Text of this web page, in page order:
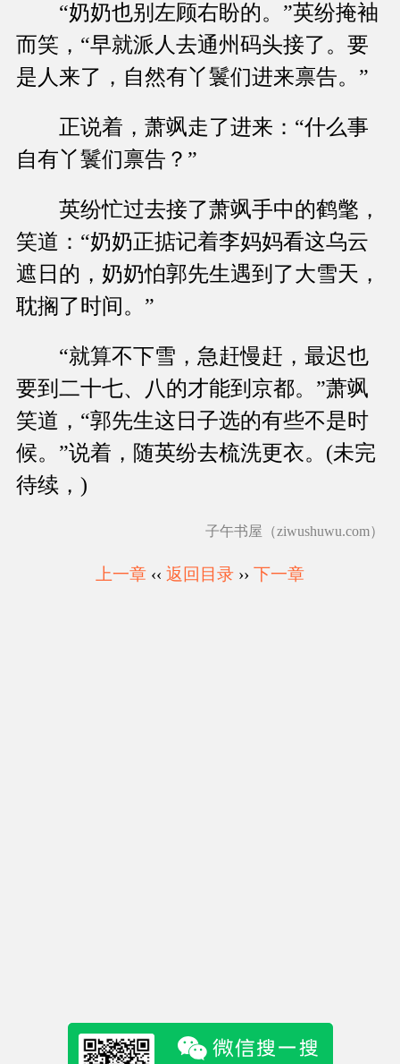
“奶奶也别左顾右盼的。”英纷掩袖
而笑，“早就派人去通州码头接了。要
是人来了，自然有丫鬟们进来禀告。”
正说着，萧飒走了进来：“什么事
自有丫鬟们禀告？”
英纷忙过去接了萧飒手中的鹤氅，
笑道：“奶奶正掂记着李妈妈看这乌云
遮日的，奶奶怕郭先生遇到了大雪天，
耽搁了时间。”
“就算不下雪，急赶慢赶，最迟也
要到二十七、八的才能到京都。”萧飒
笑道，“郭先生这日子选的有些不是时
候。”说着，随英纷去梳洗更衣。(未完
待续，)
子午书屋（ziwushuwu.com）
上一章 ‹‹ 返回目录 ›› 下一章